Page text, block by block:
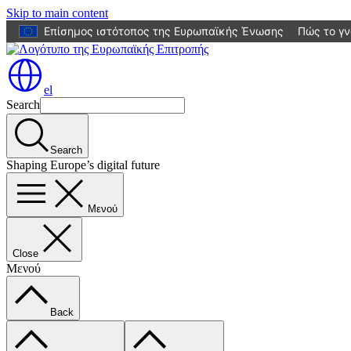
Skip to main content
Επίσημος ιστότοπος της Ευρωπαϊκής Ένωσης
Πώς το
el
Search
Search
Shaping Europe’s digital future
Μενού
Close
Μενού
Back